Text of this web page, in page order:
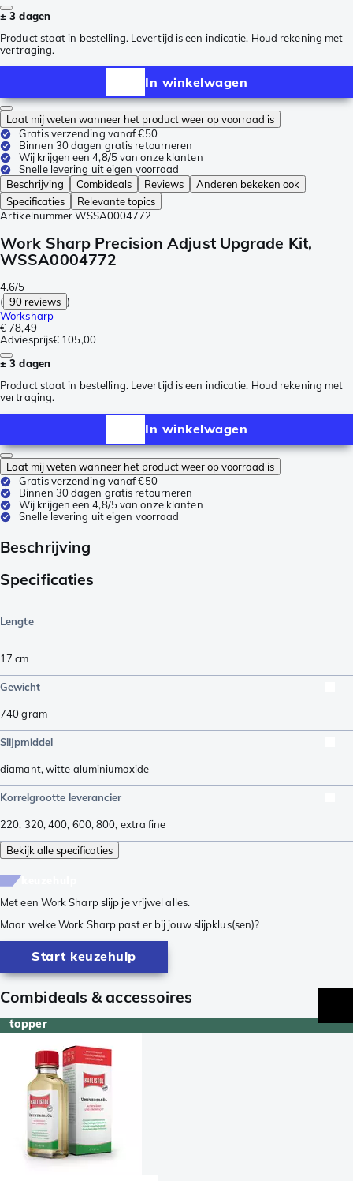
± 3 dagen
Product staat in bestelling. Levertijd is een indicatie. Houd rekening met
vertraging.
In winkelwagen
Laat mij weten wanneer het product weer op voorraad is
Gratis verzending vanaf €50
Binnen 30 dagen gratis retourneren
Wij krijgen een 4,8/5 van onze klanten
Snelle levering uit eigen voorraad
Beschrijving
Combideals Reviews
Anderen bekeken ook
Specificaties
Relevante topics
Artikelnummer WSSA0004772
Work Sharp Precision Adjust Upgrade Kit,
WSSA0004772
4.6/5
( 90 reviews )
Worksharp
€ 78,49
Adviesprijs€ 105,00
± 3 dagen
Product staat in bestelling. Levertijd is een indicatie. Houd rekening met
vertraging.
In winkelwagen
Laat mij weten wanneer het product weer op voorraad is
Gratis verzending vanaf €50
Binnen 30 dagen gratis retourneren
Wij krijgen een 4,8/5 van onze klanten
Snelle levering uit eigen voorraad
Beschrijving
Specificaties
Lengte
17 cm
Gewicht
740gram
Slijpmiddel
diamant, witte aluminiumoxide
Korrelgrootte leverancier
220, 320,400, 600,800, extra fine
Bekijk alle specificaties
Met een Work Sharp slijp je vrijwel alles.
Maar welke Work Sharp past er bij jouw slijpklus(sen)?
Start keuzehulp
Combideals & accessoires
topper